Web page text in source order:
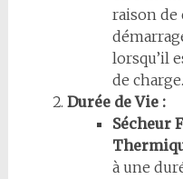
raison de
lorsqu’il
de charge.
Durée de Vie :
Sécheur
à une